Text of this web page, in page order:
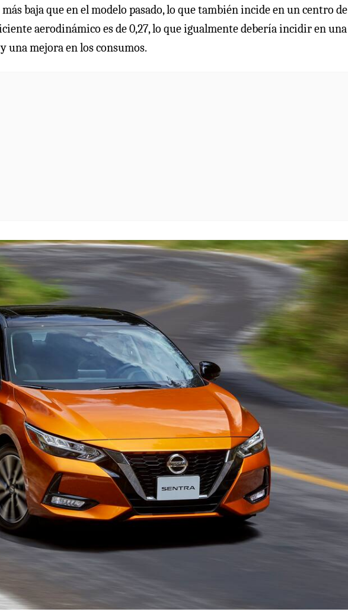
baja que en el modelo pasado, lo que también incide en un centro de
aerodinámico es de 0,27, lo que igualmente debería incidir en una
una mejora en los consumos.